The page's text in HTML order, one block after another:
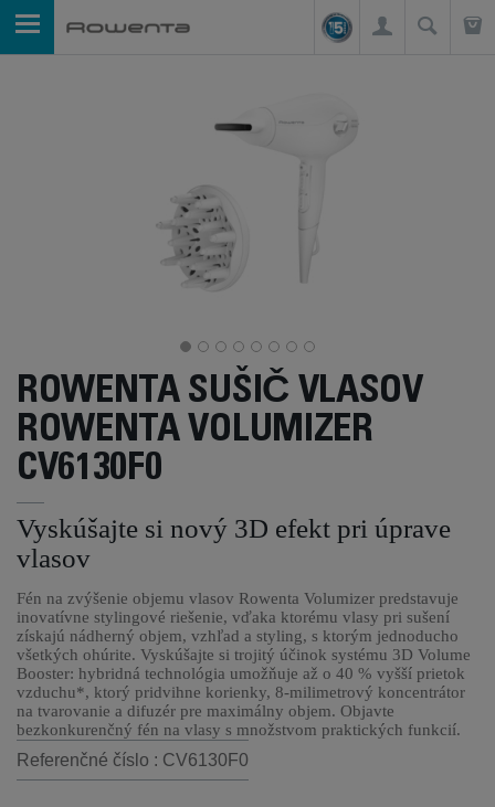
ROWENTA SUŠIČ VLASOV
ROWENTA VOLUMIZER
CV6130F0
Vyskúšajte si nový 3D efekt pri úprave
vlasov
Fén na zvýšenie objemu vlasov Rowenta Volumizer predstavuje
inovatívne stylingové riešenie, vďaka ktorému vlasy pri sušení
získajú nádherný objem, vzhľad a styling, s ktorým jednoducho
všetkých ohúrite. Vyskúšajte si trojitý účinok systému 3D Volume
Booster: hybridná technológia umožňuje až o 40 % vyšší prietok
vzduchu*, ktorý pridvihne korienky, 8-milimetrový koncentrátor
na tvarovanie a difuzér pre maximálny objem. Objavte
bezkonkurenčný fén na vlasy s množstvom praktických funkcií.
Referenčné číslo : CV6130F0